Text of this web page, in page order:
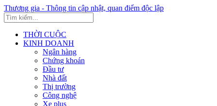
Thương gia - Thông tin cập nhật, quan điểm độc lập
THỜI CUỘC
KINH DOANH
Ngân hàng
Chứng khoán
Đầu tư
Nhà đất
Thị trường
Công nghệ
Xe plus